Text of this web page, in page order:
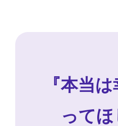
『本当
ってほ